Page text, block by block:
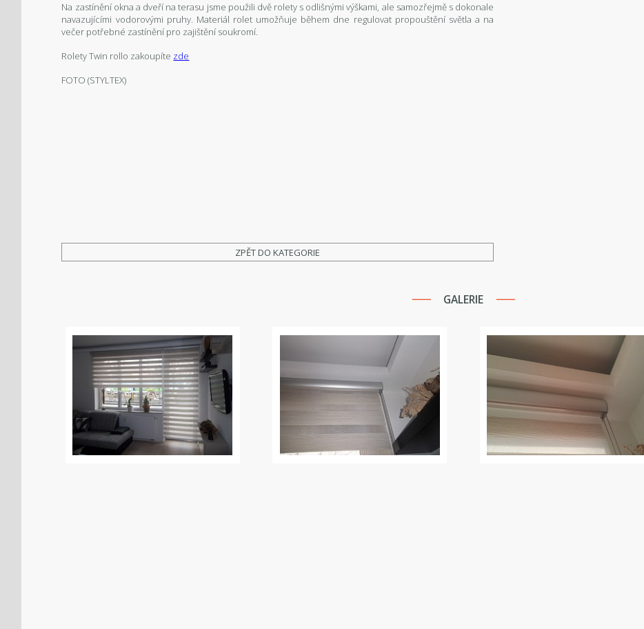
Na zastínění okna a dveří na terasu jsme použili dvě rolety s odlišnými výškami, ale samozřejmě s dokonale
navazujícími vodorovými pruhy. Materiál rolet umožňuje během dne regulovat propouštění světla a na
večer potřebné zastínění pro zajištění soukromí.
Rolety Twin rollo zakoupíte zde
FOTO (STYLTEX)
ZPĚT DO KATEGORIE
GALERIE